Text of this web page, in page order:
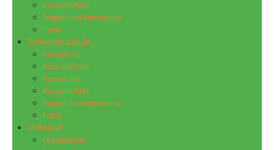
Kursgebühren
Fragen und Anmeldung
Fotos
Schwimmschule
Kursleitung
Kursübersicht
Kursinhalte
Kursgebühren
Fragen und Anmeldung
Fotos
Volkslauf
Organisation